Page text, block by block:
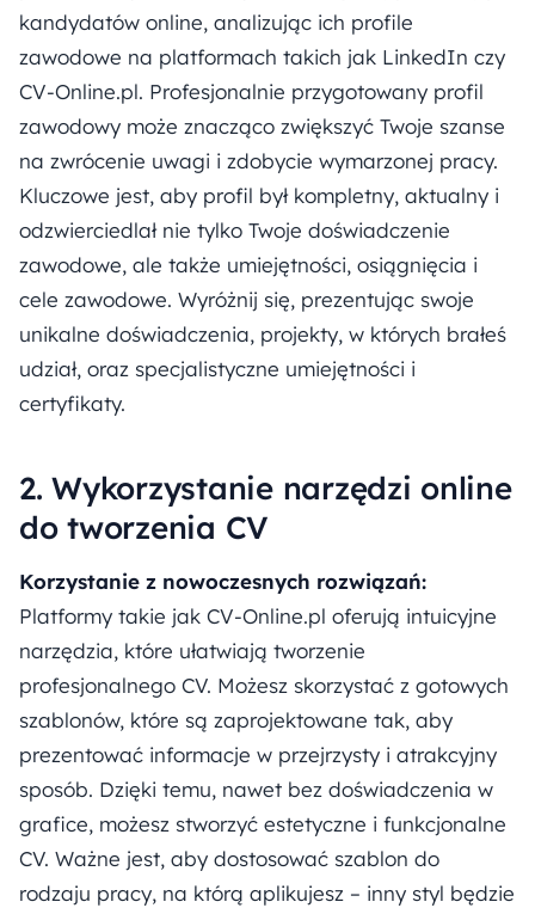
kandydatów online, analizując ich profile
zawodowe na platformach takich jak LinkedIn czy
CV-Online.pl. Profesjonalnie przygotowany profil
zawodowy może znacząco zwiększyć Twoje szanse
na zwrócenie uwagi i zdobycie wymarzonej pracy.
Kluczowe jest, aby profil był kompletny, aktualny i
odzwierciedlał nie tylko Twoje doświadczenie
zawodowe, ale także umiejętności, osiągnięcia i
cele zawodowe. Wyróżnij się, prezentując swoje
unikalne doświadczenia, projekty, w których brałeś
udział, oraz specjalistyczne umiejętności i
certyfikaty.
2. Wykorzystanie narzędzi online
do tworzenia CV
Korzystanie z nowoczesnych rozwiązań:
Platformy takie jak CV-Online.pl oferują intuicyjne
narzędzia, które ułatwiają tworzenie
profesjonalnego CV. Możesz skorzystać z gotowych
szablonów, które są zaprojektowane tak, aby
prezentować informacje w przejrzysty i atrakcyjny
sposób. Dzięki temu, nawet bez doświadczenia w
grafice, możesz stworzyć estetyczne i funkcjonalne
CV. Ważne jest, aby dostosować szablon do
rodzaju pracy, na którą aplikujesz – inny styl będzie